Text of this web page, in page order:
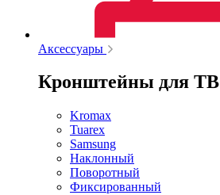
Аксессуары
Кронштейны для ТВ
Kromax
Tuarex
Samsung
Наклонный
Поворотный
Фиксированный